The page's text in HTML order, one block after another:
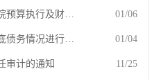
预算执行及财… 01/06
债务情况进行… 01/04
审计的通知 11/25